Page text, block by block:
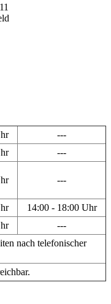
---
---
---
14:00 - 18:00 Uhr
---
nach telefonischer